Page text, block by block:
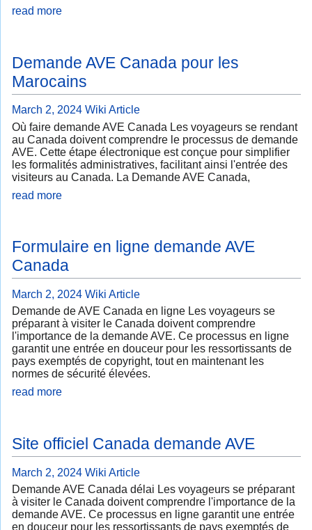
read more
Demande AVE Canada pour les
Marocains
March 2, 2024 Wiki Article
Où faire demande AVE Canada Les voyageurs se rendant
au Canada doivent comprendre le processus de demande
AVE. Cette étape électronique est conçue pour simplifier
les formalités administratives, facilitant ainsi l'entrée des
visiteurs au Canada. La Demande AVE Canada,
read more
Formulaire en ligne demande AVE
Canada
March 2, 2024 Wiki Article
Demande de AVE Canada en ligne Les voyageurs se
préparant à visiter le Canada doivent comprendre
l'importance de la demande AVE. Ce processus en ligne
garantit une entrée en douceur pour les ressortissants de
pays exemptés de copyright, tout en maintenant les
normes de sécurité élevées.
read more
Site officiel Canada demande AVE
March 2, 2024 Wiki Article
Demande AVE Canada délai Les voyageurs se préparant
à visiter le Canada doivent comprendre l'importance de la
demande AVE. Ce processus en ligne garantit une entrée
en douceur pour les ressortissants de pays exemptés de